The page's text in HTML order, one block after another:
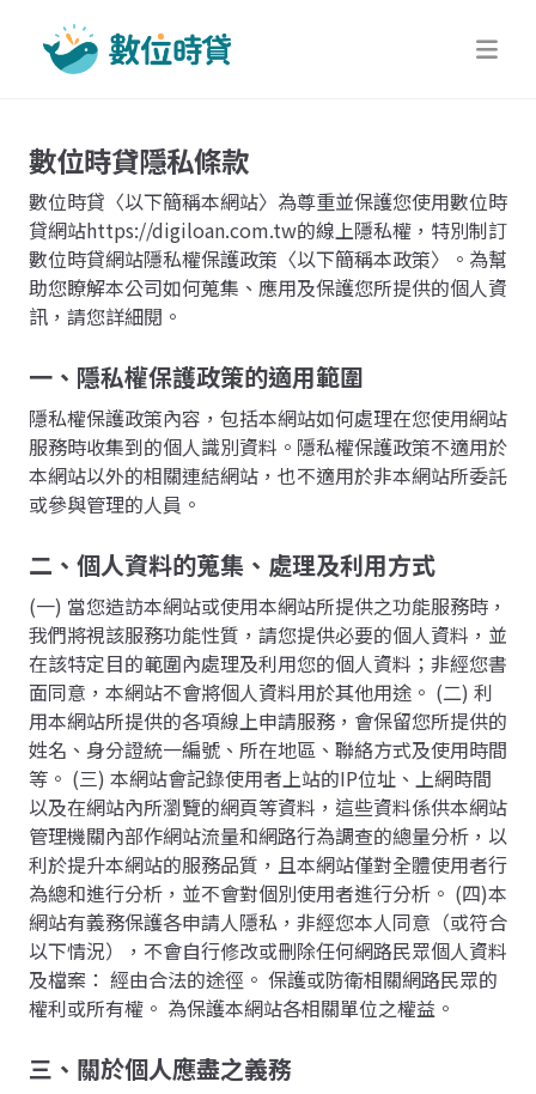
數位時貸隱私條款
數位時貸〈以下簡稱本網站〉為尊重並保護您使用數位時
貸網站https://digiloan.com.tw的線上隱私權，特別制訂
數位時貸網站隱私權保護政策〈以下簡稱本政策〉。為幫
助您瞭解本公司如何蒐集、應用及保護您所提供的個人資
訊，請您詳細閱。
一、隱私權保護政策的適用範圍
隱私權保護政策內容，包括本網站如何處理在您使用網站
服務時收集到的個人識別資料。隱私權保護政策不適用於
本網站以外的相關連結網站，也不適用於非本網站所委託
或參與管理的人員。
二、個人資料的蒐集、處理及利用方式
(一) 當您造訪本網站或使用本網站所提供之功能服務時，
我們將視該服務功能性質，請您提供必要的個人資料，並
在該特定目的範圍內處理及利用您的個人資料；非經您書
面同意，本網站不會將個人資料用於其他用途。 (二) 利
用本網站所提供的各項線上申請服務，會保留您所提供的
姓名、身分證統一編號、所在地區、聯絡方式及使用時間
等。 (三) 本網站會記錄使用者上站的IP位址、上網時間
以及在網站內所瀏覽的網頁等資料，這些資料係供本網站
管理機關內部作網站流量和網路行為調查的總量分析，以
利於提升本網站的服務品質，且本網站僅對全體使用者行
為總和進行分析，並不會對個別使用者進行分析。 (四)本
網站有義務保護各申請人隱私，非經您本人同意（或符合
以下情況），不會自行修改或刪除任何網路民眾個人資料
及檔案： 經由合法的途徑。 保護或防衛相關網路民眾的
權利或所有權。 為保護本網站各相關單位之權益。
三、關於個人應盡之義務